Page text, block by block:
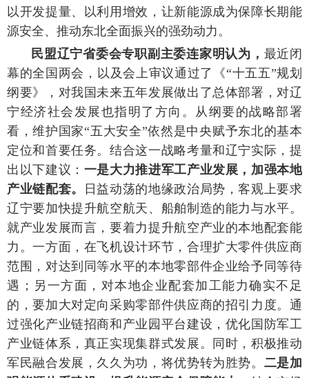
以开发提量、以利用增效，让新能源成为保障长期能
源安全、推动东北全面振兴的强劲动力。
民盟辽宁省委会专职副主委连家明认为， 最近闭
幕的全国两会，以及会上审议通过了《“十五五”规划
纲要》，对我国未来五年发展做出了总体部署，对辽
宁经济社会发展也指明了方向。从纲要的战略部署
看，维护国家“五大安全”依然是中央赋予东北的基本
定位和首要任务。结合这一战略考量和辽宁实际，提
出以下建议： 一是大力推进军工产业发展，加强本地
产业链配套。
日益动荡的地缘政治局势，客观上要求
辽宁要加快提升航空航天、船舶制造的能力与水平。
就产业发展而言，要着力提升航空产业的本地配套能
力。一方面，在飞机设计环节，合理扩大零件供应商
范围，对达到同等水平的本地零部件企业给予同等待
遇；另一方面，对本地企业配套加工能力确实不足
的，要加大对定向采购零部件供应商的招引力度。通
过强化产业链招商和产业园平台建设，优化国防军工
产业链体系，真正实现集群式发展。同时，积极推动
军民融合发展，久久为功，将优势转为胜势。 二是加